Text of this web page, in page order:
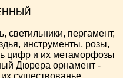
светильники, пергамент,
инструменты, розы,
цифр и их метаморфозы
Дюрера орнамент -
существованье.